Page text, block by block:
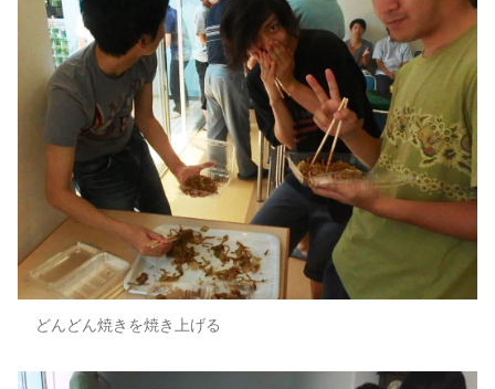
どんどん焼きを焼き上げる